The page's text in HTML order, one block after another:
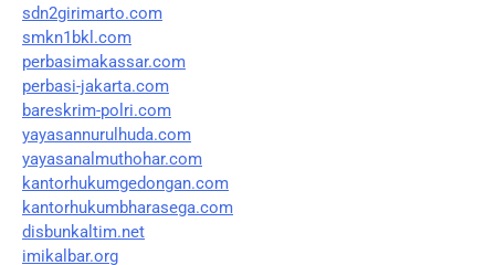
sdn2girimarto.com
smkn1bkl.com
perbasimakassar.com
perbasi-jakarta.com
bareskrim-polri.com
yayasannurulhuda.com
yayasanalmuthohar.com
kantorhukumgedongan.com
kantorhukumbharasega.com
disbunkaltim.net
imikalbar.org